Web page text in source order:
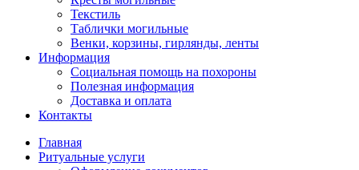
Текстиль
Таблички могильные
Венки, корзины, гирлянды, ленты
Информация
Социальная помощь на похороны
Полезная информация
Доставка и оплата
Контакты
Главная
Ритуальные услуги